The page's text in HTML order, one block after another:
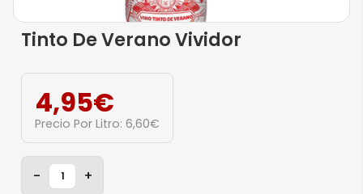
Tinto De Verano Vividor
4,95€
Precio Por Litro: 6,60€
- +